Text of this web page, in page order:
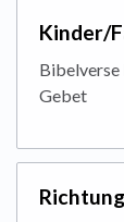
Kinder/
Gebet